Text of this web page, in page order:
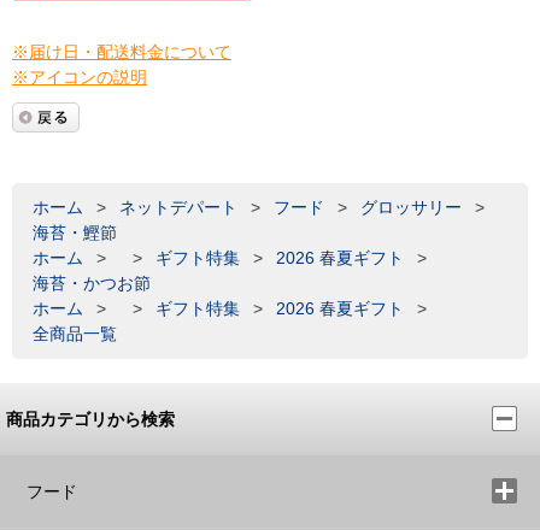
※届け日・配送料金について
※アイコンの説明
ホーム > ネットデパート > フード > グロッサリー
>
海苔・鰹節
ホーム
> > ギフト特集 > 2026 春夏ギフト
>
海苔・かつお節
ホーム
> > ギフト特集 > 2026 春夏ギフト
>
全商品一覧
商品カテゴリから検索
フード